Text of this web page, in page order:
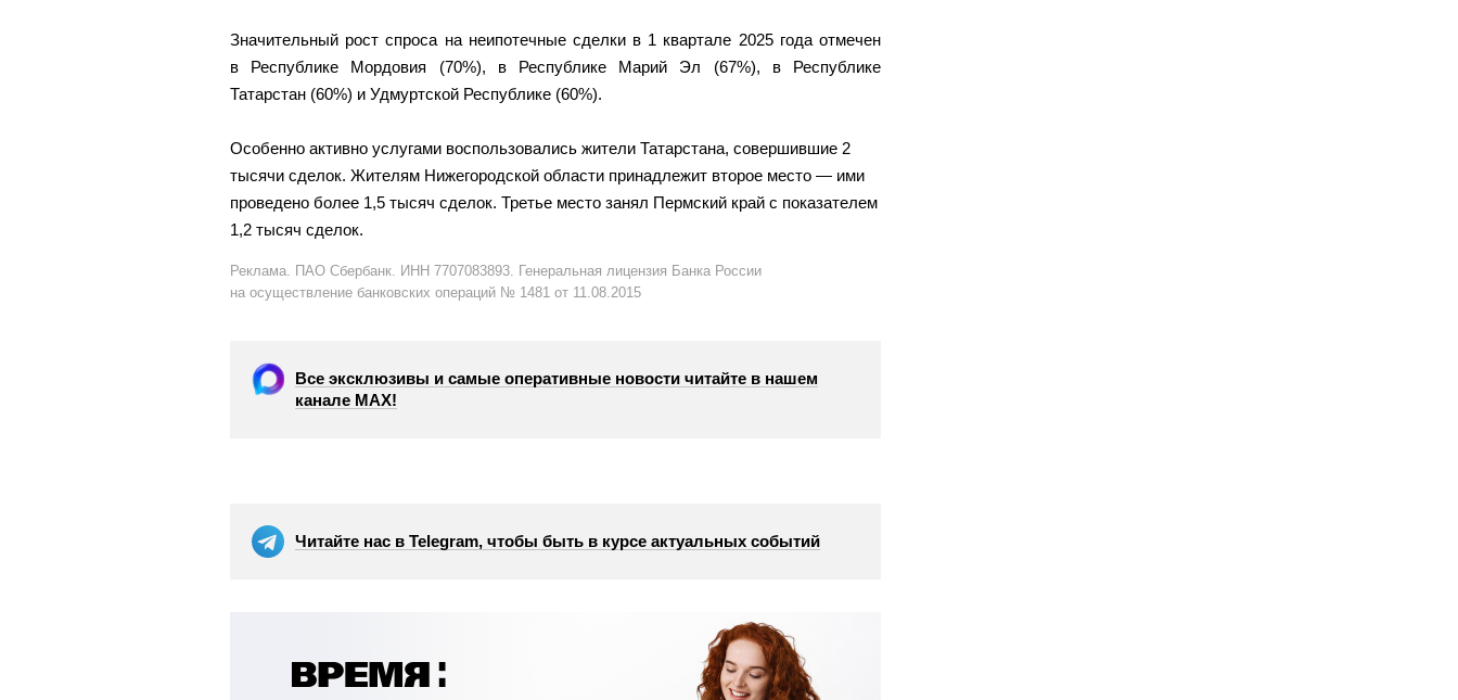
Значительный рост спроса на неипотечные сделки в 1 квартале 2025 года отмечен
в Республике Мордовия (70%), в Республике Марий Эл (67%), в Республике
Татарстан (60%) и Удмуртской Республике (60%).
Особенно активно услугами воспользовались жители Татарстана, совершившие 2
тысячи сделок. Жителям Нижегородской области принадлежит второе место — ими
проведено более 1,5 тысяч сделок. Третье место занял Пермский край с показателем
1,2 тысяч сделок.
Реклама. ПАО Сбербанк. ИНН 7707083893. Генеральная лицензия Банка России
на осуществление банковских операций № 1481 от 11.08.2015
Все эксклюзивы и самые оперативные новости читайте в нашем
канале МАХ!
Читайте нас в Telegram, чтобы быть в курсе актуальных событий